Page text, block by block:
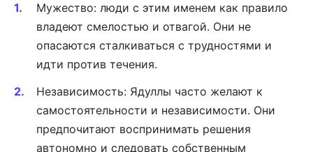
Мужество: люди с этим именем как правило
владеют смелостью и отвагой. Они не
опасаются сталкиваться с трудностями и
идти против течения.
Независимость: Ядуллы часто желают к
самостоятельности и независимости. Они
предпочитают воспринимать решения
автономно и следовать собственным